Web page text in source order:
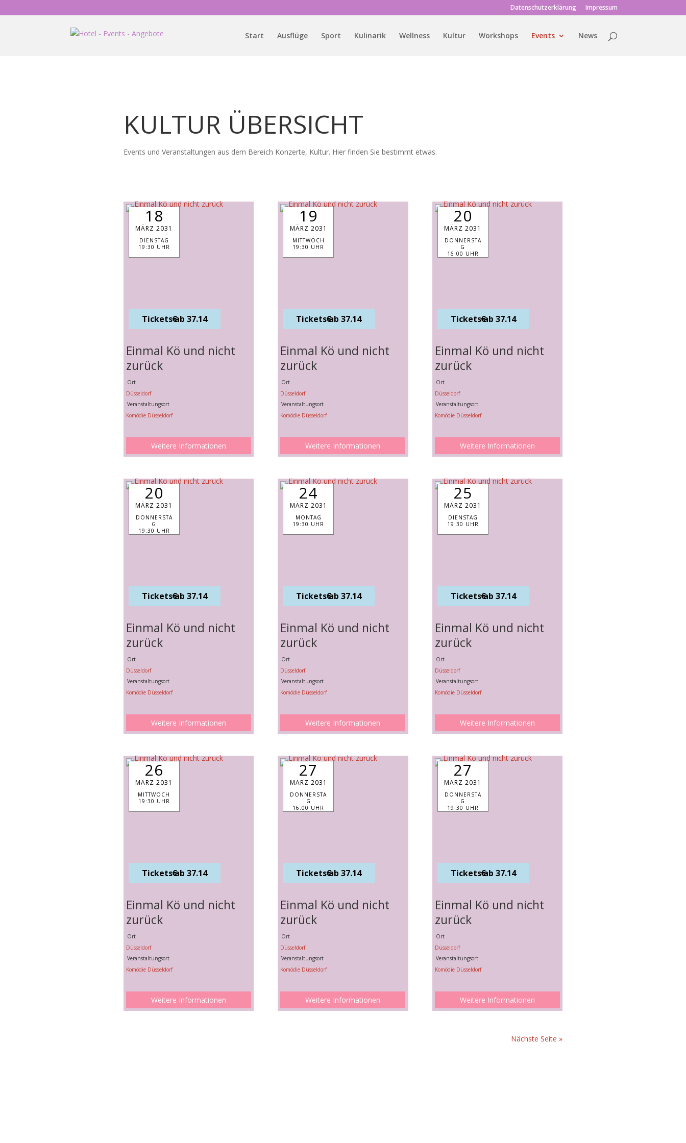
Datenschutzerklärung Impressum
Start Ausflüge Sport Kulinarik Wellness Kultur Workshops Events News
KULTUR ÜBERSICHT
Events und Veranstaltungen aus dem Bereich Konzerte, Kultur. Hier finden Sie bestimmt etwas.
18
MÄRZ 2031
DIENSTAG
19:30 UHR
Tickets ab 37.14 €
Einmal Kö und nicht
zurück
Ort
Düsseldorf
Veranstaltungsort
Komödie Düsseldorf
Weitere Informationen
19
MÄRZ 2031
MITTWOCH
19:30 UHR
Tickets ab 37.14 €
Einmal Kö und nicht
zurück
Ort
Düsseldorf
Veranstaltungsort
Komödie Düsseldorf
Weitere Informationen
20
MÄRZ 2031
DONNERSTA
G
16:00 UHR
Tickets ab 37.14 €
Einmal Kö und nicht
zurück
Ort
Düsseldorf
Veranstaltungsort
Komödie Düsseldorf
Weitere Informationen
20
MÄRZ 2031
DONNERSTA
G
19:30 UHR
Tickets ab 37.14 €
Einmal Kö und nicht
zurück
Ort
Düsseldorf
Veranstaltungsort
Komödie Düsseldorf
Weitere Informationen
24
MÄRZ 2031
MONTAG
19:30 UHR
Tickets ab 37.14 €
Einmal Kö und nicht
zurück
Ort
Düsseldorf
Veranstaltungsort
Komödie Düsseldorf
Weitere Informationen
25
MÄRZ 2031
DIENSTAG
19:30 UHR
Tickets ab 37.14 €
Einmal Kö und nicht
zurück
Ort
Düsseldorf
Veranstaltungsort
Komödie Düsseldorf
Weitere Informationen
26
MÄRZ 2031
MITTWOCH
19:30 UHR
Tickets ab 37.14 €
Einmal Kö und nicht
zurück
Ort
Düsseldorf
Veranstaltungsort
Komödie Düsseldorf
Weitere Informationen
27
MÄRZ 2031
DONNERSTA
G
16:00 UHR
Tickets ab 37.14 €
Einmal Kö und nicht
zurück
Ort
Düsseldorf
Veranstaltungsort
Komödie Düsseldorf
Weitere Informationen
27
MÄRZ 2031
DONNERSTA
G
19:30 UHR
Tickets ab 37.14 €
Einmal Kö und nicht
zurück
Ort
Düsseldorf
Veranstaltungsort
Komödie Düsseldorf
Weitere Informationen
Nächste Seite »